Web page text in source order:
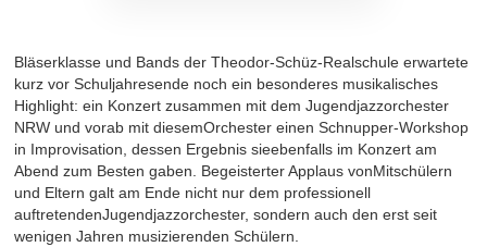
Bläserklasse und Bands der Theodor-Schüz-Realschule erwartete
kurz vor Schuljahresende noch ein besonderes musikalisches
Highlight: ein Konzert zusammen mit dem Jugendjazzorchester
NRW und vorab mit diesemOrchester einen Schnupper-Workshop
in Improvisation, dessen Ergebnis sieebenfalls im Konzert am
Abend zum Besten gaben. Begeisterter Applaus vonMitschülern
und Eltern galt am Ende nicht nur dem professionell
auftretendenJugendjazzorchester, sondern auch den erst seit
wenigen Jahren musizierenden Schülern.